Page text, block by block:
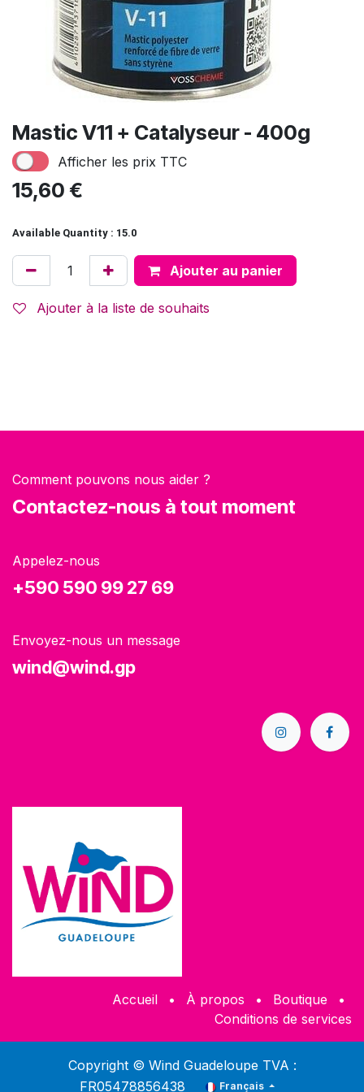
Mastic V11 + Catalyseur - 400g
Afficher les prix TTC
15,60 €
Available Quantity : 15.0
Ajouter au panier
Ajouter à la liste de souhaits
Comment pouvons nous aider ?
Contactez-nous à tout moment
Appelez-nous
+590 590 99 27 69
Envoyez-nous un message
wind@wind.gp
Accueil • À propos • Boutique
•
Conditions de services
Copyright © Wind Guadeloupe TVA :
FR05478856438
Français